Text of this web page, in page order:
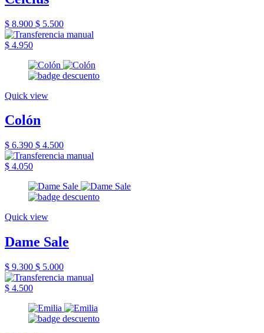
$ 8.900 $ 5.500
$ 4.950
Quick view
Colón
$ 6.390 $ 4.500
$ 4.050
Quick view
Dame Sale
$ 9.300 $ 5.000
$ 4.500